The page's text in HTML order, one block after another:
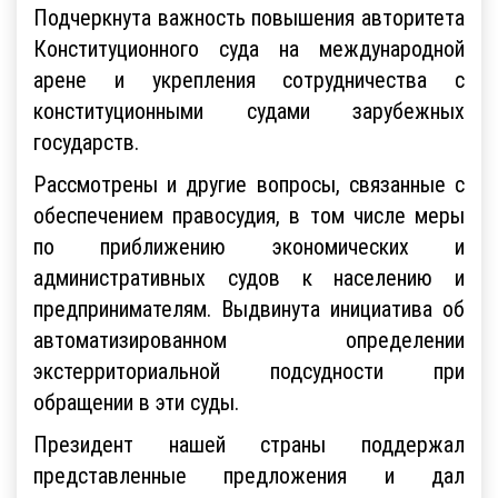
Подчеркнута важность повышения авторитета
Конституционного суда на международной
арене и укрепления сотрудничества с
конституционными судами зарубежных
государств.
Рассмотрены и другие вопросы, связанные с
обеспечением правосудия, в том числе меры
по приближению экономических и
административных судов к населению и
предпринимателям. Выдвинута инициатива об
автоматизированном определении
экстерриториальной подсудности при
обращении в эти суды.
Президент нашей страны поддержал
представленные предложения и дал